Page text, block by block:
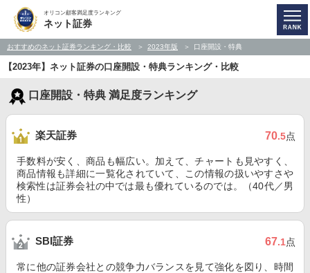
オリコン顧客満足度ランキング
ネット証券
おすすめのネット証券ランキング・比較 2023年版 口座開設・特典
【2023年】ネット証券の口座開設・特典ランキング・比較
口座開設・特典 満足度ランキング
楽天証券 70.5点
手数料が安く、商品も幅広い。加えて、チャートも見やすく、
商品情報も詳細に一覧化されていて、この情報の扱いやすさや
検索性は証券会社の中では最も優れているのでは。（40代／男
性）
SBI証券 67.1点
常に他の証券会社との競争力バランスを見て強化を図り、時間